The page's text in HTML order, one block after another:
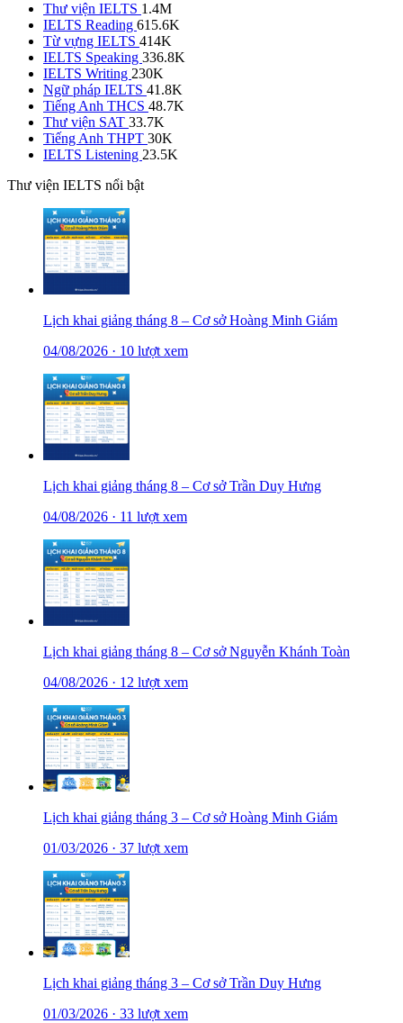
Thư viện IELTS 1.4M
IELTS Reading 615.6K
Từ vựng IELTS 414K
IELTS Speaking 336.8K
IELTS Writing 230K
Ngữ pháp IELTS 41.8K
Tiếng Anh THCS 48.7K
Thư viện SAT 33.7K
Tiếng Anh THPT 30K
IELTS Listening 23.5K
Thư viện IELTS nổi bật
Lịch khai giảng tháng 8 – Cơ sở Hoàng Minh Giám
04/08/2026 · 10 lượt xem
Lịch khai giảng tháng 8 – Cơ sở Trần Duy Hưng
04/08/2026 · 11 lượt xem
Lịch khai giảng tháng 8 – Cơ sở Nguyễn Khánh Toàn
04/08/2026 · 12 lượt xem
Lịch khai giảng tháng 3 – Cơ sở Hoàng Minh Giám
01/03/2026 · 37 lượt xem
Lịch khai giảng tháng 3 – Cơ sở Trần Duy Hưng
01/03/2026 · 33 lượt xem